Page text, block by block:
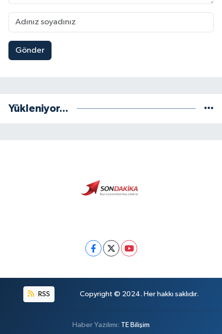
Gönder
Yükleniyor...
RSS Copyright © 2024. Her hakkı saklıdır.
Haber Yazılımı: TE Bilişim